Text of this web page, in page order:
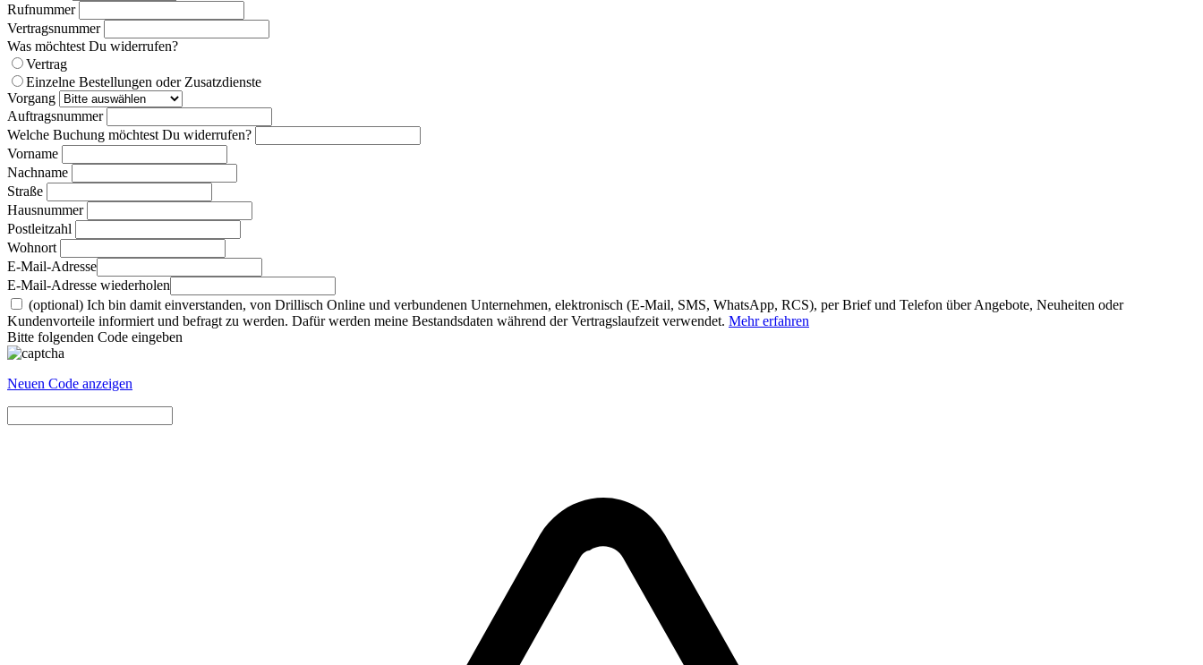
Rufnummer
Vertragsnummer
Was möchtest Du widerrufen?
Vertrag
Einzelne Bestellungen oder Zusatzdienste
Vorgang
Auftragsnummer
Welche Buchung möchtest Du widerrufen?
Vorname
Nachname
Straße
Hausnummer
Postleitzahl
Wohnort
E-Mail-Adresse
E-Mail-Adresse wiederholen
(optional) Ich bin damit einverstanden, von Drillisch Online und verbundenen Unternehmen, elektronisch (E-Mail, SMS, WhatsApp, RCS), per Brief und Telefon über Angebote, Neuheiten oder
Kundenvorteile informiert und befragt zu werden. Dafür werden meine Bestandsdaten während der Vertragslaufzeit verwendet. Mehr erfahren
Bitte folgenden Code eingeben
Neuen Code anzeigen